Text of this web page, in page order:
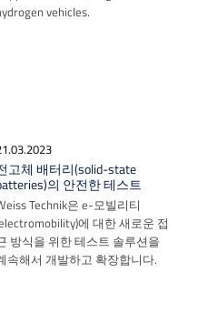
vehicles.
고체 배터리(solid-state
의 안전한 테스트
Technik은 e-모빌리티
에 대한 새로운 접
방식을 위한 테스트 솔루션을
속해서 개발하고 확장합니다.